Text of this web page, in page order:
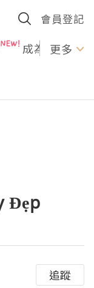
會員登記
成為U更多
Đẹp
追蹤